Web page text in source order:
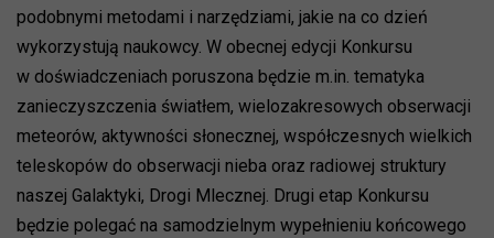
podobnymi metodami i narzędziami, jakie na co dzień
wykorzystują naukowcy. W obecnej edycji Konkursu
w doświadczeniach poruszona będzie m.in. tematyka
zanieczyszczenia światłem, wielozakresowych obserwacji
meteorów, aktywności słonecznej, współczesnych wielkich
teleskopów do obserwacji nieba oraz radiowej struktury
naszej Galaktyki, Drogi Mlecznej. Drugi etap Konkursu
będzie polegać na samodzielnym wypełnieniu końcowego